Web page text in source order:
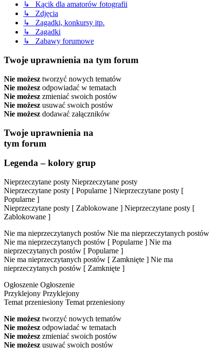
↳ Kącik dla amatorów fotografii
↳ Zdjęcia
↳ Zagadki, konkursy itp.
↳ Zagadki
↳ Zabawy forumowe
Twoje uprawnienia na tym forum
Nie możesz tworzyć nowych tematów
Nie możesz odpowiadać w tematach
Nie możesz zmieniać swoich postów
Nie możesz usuwać swoich postów
Nie możesz dodawać załączników
Twoje uprawnienia na
tym forum
Legenda – kolory grup
Nieprzeczytane posty Nieprzeczytane posty
Nieprzeczytane posty [ Popularne ] Nieprzeczytane posty [
Popularne ]
Nieprzeczytane posty [ Zablokowane ] Nieprzeczytane posty [
Zablokowane ]
Nie ma nieprzeczytanych postów Nie ma nieprzeczytanych postów
Nie ma nieprzeczytanych postów [ Popularne ] Nie ma
nieprzeczytanych postów [ Popularne ]
Nie ma nieprzeczytanych postów [ Zamknięte ] Nie ma
nieprzeczytanych postów [ Zamknięte ]
Ogłoszenie Ogłoszenie
Przyklejony Przyklejony
Temat przeniesiony Temat przeniesiony
Nie możesz tworzyć nowych tematów
Nie możesz odpowiadać w tematach
Nie możesz zmieniać swoich postów
Nie możesz usuwać swoich postów